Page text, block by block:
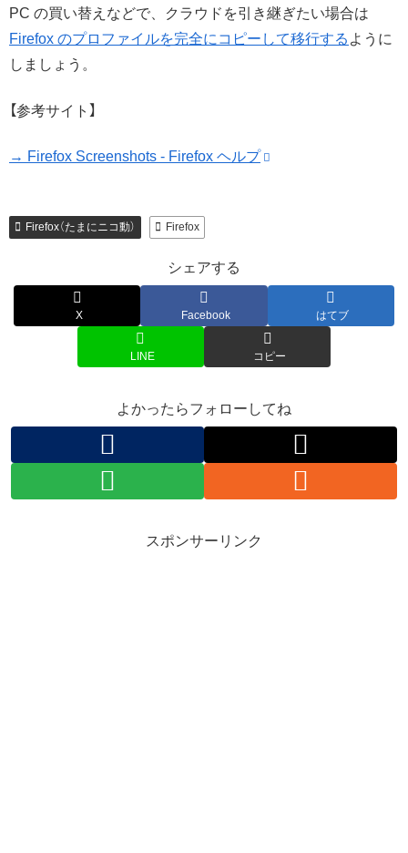
PC の買い替えなどで、クラウドを引き継ぎたい場合は
Firefox のプロファイルを完全にコピーして移行する ように
しましょう。
【参考サイト】
→ Firefox Screenshots - Firefox ヘルプ
Firefox（たまにニコ動） Firefox
シェアする
X Facebook はてブ
LINE コピー
よかったらフォローしてね
スポンサーリンク